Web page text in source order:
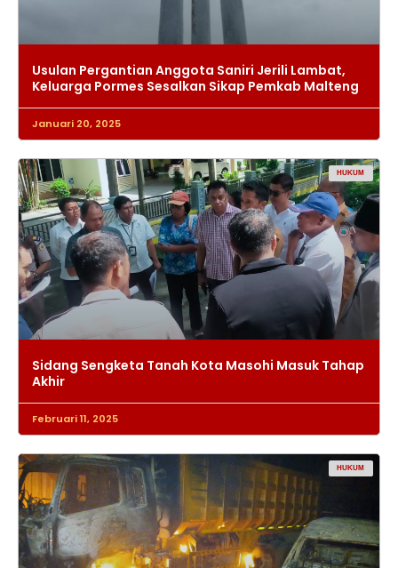
Usulan Pergantian Anggota Saniri Jerili Lambat,
Keluarga Pormes Sesalkan Sikap Pemkab Malteng
Januari 20, 2025
HUKUM
Sidang Sengketa Tanah Kota Masohi Masuk Tahap
Akhir
Februari 11, 2025
HUKUM